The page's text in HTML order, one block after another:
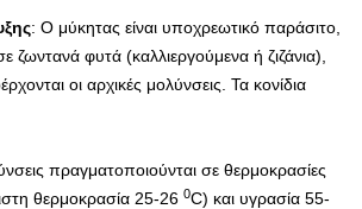
: Ο μύκητας είναι υποχρεωτικό παράσιτο,
ζωντανά φυτά (καλλιεργούμενα ή ζιζάνια),
οι αρχικές μολύνσεις. Τα κονίδια
πραγματοποιούνται σε θερμοκρασίες
θερμοκρασία 25-26 0C) και υγρασία 55-